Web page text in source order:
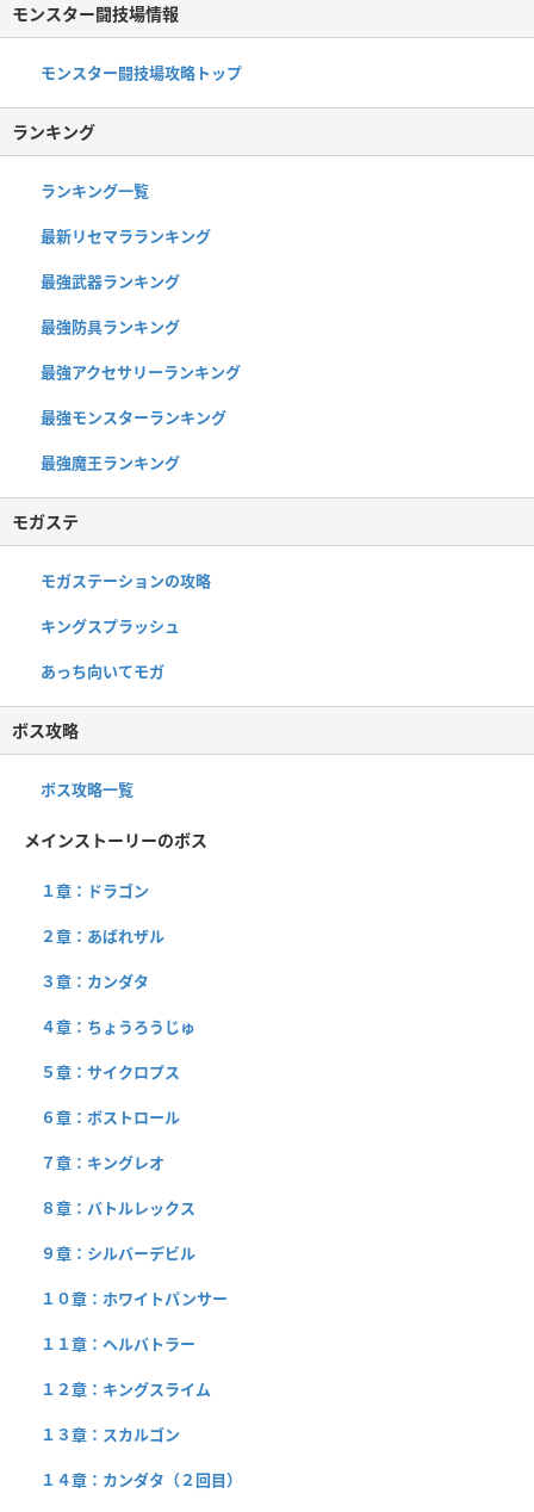
モンスター闘技場情報
モンスター闘技場攻略トップ
ランキング
ランキング一覧
最新リセマラランキング
最強武器ランキング
最強防具ランキング
最強アクセサリーランキング
最強モンスターランキング
最強魔王ランキング
モガステ
モガステーションの攻略
キングスプラッシュ
あっち向いてモガ
ボス攻略
ボス攻略一覧
メインストーリーのボス
１章：ドラゴン
２章：あばれザル
３章：カンダタ
４章：ちょうろうじゅ
５章：サイクロプス
６章：ボストロール
７章：キングレオ
８章：バトルレックス
９章：シルバーデビル
１０章：ホワイトパンサー
１１章：ヘルバトラー
１２章：キングスライム
１３章：スカルゴン
１４章：カンダタ（２回目）